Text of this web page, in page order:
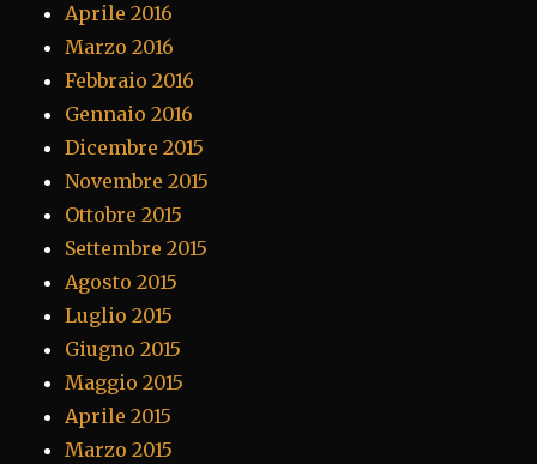
Aprile 2016
Marzo 2016
Febbraio 2016
Gennaio 2016
Dicembre 2015
Novembre 2015
Ottobre 2015
Settembre 2015
Agosto 2015
Luglio 2015
Giugno 2015
Maggio 2015
Aprile 2015
Marzo 2015